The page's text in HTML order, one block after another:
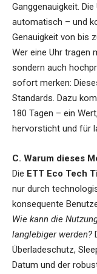
Ganggenauigkeit.
automatisch – und
Genauigkeit von bis
Wer eine Uhr tragen
sondern auch
sofort merken:
Standards. Dazu
180 Tagen – ein
hervorsticht und für
C. Warum dieses
Die ETT Eco Tech
nur durch
konsequente
Wie kann die
langlebiger werden?
Überladeschutz,
Datum und der